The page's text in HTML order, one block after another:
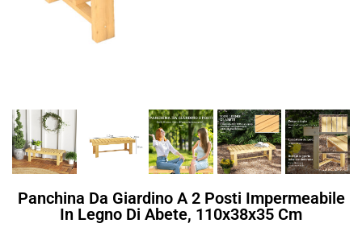
Panchina Da Giardino A 2 Posti Impermeabile
In Legno Di Abete, 110x38x35 Cm